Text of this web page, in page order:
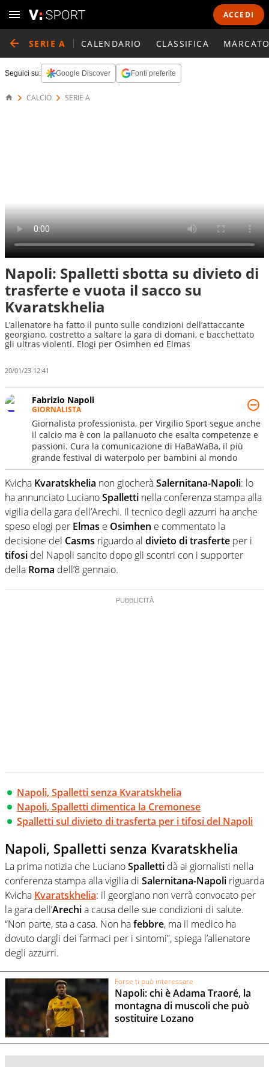
ACCEDI
SERIE A CALENDARIO CLASSIFICA
Seguici su: Google Discover Fonti preferite
CALCIO SERIE A
Napoli: Spalletti sbotta su divieto di
trasferte e vuota il sacco su
Kvaratskhelia
L’allenatore ha fatto il punto sulle condizioni dell’attaccante
georgiano, costretto a saltare la gara di domani, e bacchettato
gli ultras violenti. Elogi per Osimhen ed Elmas
20/01/23 12:41
Fabrizio Napoli
GIORNALISTA
Giornalista professionista, per Virgilio Sport segue anche
il calcio ma è con la pallanuoto che esalta competenze e
passioni. Cura la comunicazione di HaBaWaBa, il più
grande festival di waterpolo per bambini al mondo
Kvicha Kvaratskhelia non giocheràSalernitana-Napoli: lo
ha annunciato LucianoSpalletti nella conferenza stampa alla
vigilia della gara dell’Arechi. Il tecnico degli azzurri ha anche
speso elogi per Elmas e Osimhen e commentato la
decisione del Casms riguardo al divieto di trasferte per i
tifosi del Napoli sancito dopo gli scontri con i supporter
della Roma dell’8 gennaio.
Napoli, Spalletti senza Kvaratskhelia
Napoli, Spalletti dimentica la Cremonese
Spalletti sul divieto di trasferta per i tifosi del Napoli
Napoli, Spalletti senza Kvaratskhelia
La prima notizia che LucianoSpalletti dà ai giornalisti nella
conferenza stampa alla vigilia di Salernitana-Napoli riguarda
Kvicha Kvaratskhelia: il georgiano non verrà convocato per
la gara dell’Arechia causa delle sue condizioni di salute.
“Non parte, sta a casa. Non hafebbre, ma il medico ha
dovuto dargli dei farmaci per i sintomi”, spiega l’allenatore
degli azzurri.
Forse ti può interessare
Napoli: chi è Adama Traoré, la
montagna di muscoli che può
sostituire Lozano